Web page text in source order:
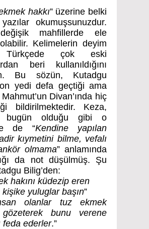
hakkı” üzerine belki
okumuşsunuzdur.
mahfillerde ele
olabilir. Kelimelerin deyim
Türkçede çok eski
beri kullanıldığını
Bu sözün, Kutadgu
on yedi defa geçtiği ama
Divan’ında hiç
bildirilmektedir. Keza,
bugün olduğu gibi o
de “Kendine yapılan
kıymetini bilme, vefalı
olmama” anlamında
da not düşülmüş. Şu
Bilig’den:
hakını küdezip eren
yuluglar başın”
olanlar tuz ekmek
gözeterek bunu verene
feda ederler.”